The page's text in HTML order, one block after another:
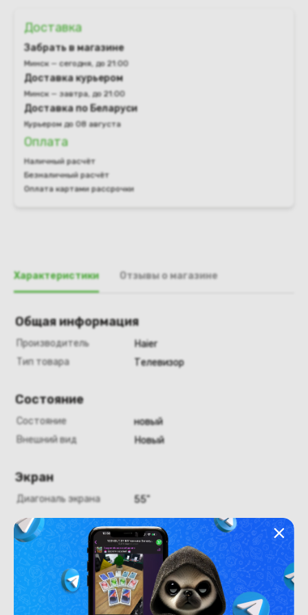
Доставка
Забрать в магазине
Минск — сегодня, до 21:00
Доставка курьером
Минск — завтра, до 21:00
Доставка по Беларуси
Курьером до 08 августа
Оплата
Наличный расчёт
Безналичный расчёт
Оплата картами рассрочки
Характеристики Отзывы о магазине
Общая информация
Производитель
Haier
Тип товара
Телевизор
Состояние
Состояние
новый
Внешний вид
Новый
Экран
Диагональ экрана 55"
Конструкция
Цвет серебристый